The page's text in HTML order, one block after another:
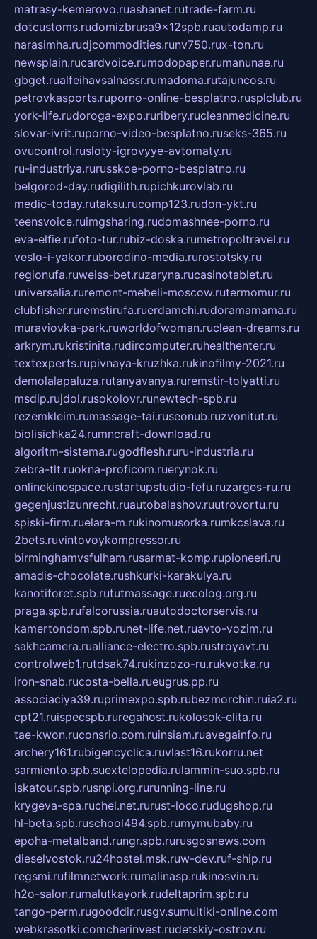
matrasy-kemerovo.ruashanet.rutrade-farm.ru
dotcustoms.rudomizbrusa9x12spb.ruautodamp.ru
narasimha.rudjcommodities.runv750.rux-ton.ru
newsplain.rucardvoice.rumodopaper.rumanunae.ru
gbget.rualfeihavsalnassr.rumadoma.rutajuncos.ru
petrovkasports.ruporno-online-besplatno.rusplclub.ru
york-life.rudoroga-expo.ruribery.rucleanmedicine.ru
slovar-ivrit.ruporno-video-besplatno.ruseks-365.ru
ovucontrol.rusloty-igrovyye-avtomaty.ru
ru-industriya.rurusskoe-porno-besplatno.ru
belgorod-day.rudigilith.rupichkurovlab.ru
medic-today.rutaksu.rucomp123.rudon-ykt.ru
teensvoice.ruimgsharing.rudomashnee-porno.ru
eva-elfie.rufoto-tur.rubiz-doska.rumetropoltravel.ru
veslo-i-yakor.ruborodino-media.rurostotsky.ru
regionufa.ruweiss-bet.ruzaryna.rucasinotablet.ru
universalia.ruremont-mebeli-moscow.rutermomur.ru
clubfisher.ruremstirufa.ruerdamchi.rudoramamama.ru
muraviovka-park.ruworldofwoman.ruclean-dreams.ru
arkrym.rukristinita.rudircomputer.ruhealthenter.ru
textexperts.rupivnaya-kruzhka.rukinofilmy-2021.ru
demolalapaluza.rutanyavanya.ruremstir-tolyatti.ru
msdip.rujdol.rusokolovr.runewtech-spb.ru
rezemkleim.rumassage-tai.ruseonub.ruzvonitut.ru
biolisichka24.rumncraft-download.ru
algoritm-sistema.rugodflesh.ruru-industria.ru
zebra-tlt.ruokna-proficom.ruerynok.ru
onlinekinospace.rustartupstudio-fefu.ruzarges-ru.ru
gegenjustizunrecht.ruautobalashov.ruutrovortu.ru
spiski-firm.ruelara-m.rukinomusorka.rumkcslava.ru
2bets.ruvintovoykompressor.ru
birminghamvsfulham.rusarmat-komp.rupioneeri.ru
amadis-chocolate.rushkurki-karakulya.ru
kanotiforet.spb.rututmassage.ruecolog.org.ru
praga.spb.rufalcorussia.ruautodoctorservis.ru
kamertondom.spb.runet-life.net.ruavto-vozim.ru
sakhcamera.rualliance-electro.spb.rustroyavt.ru
controlweb1.rutdsak74.rukinzozo-ru.rukvotka.ru
iron-snab.rucosta-bella.rueugrus.pp.ru
associaciya39.ruprimexpo.spb.rubezmorchin.ruia2.ru
cpt21.ruispecspb.ruregahost.rukolosok-elita.ru
tae-kwon.ruconsrio.com.ruinsiam.ruavegainfo.ru
archery161.rubigencyclica.ruvlast16.rukorru.net
sarmiento.spb.suextelopedia.rulammin-suo.spb.ru
iskatour.spb.rusnpi.org.rurunning-line.ru
krygeva-spa.ruchel.net.rurust-loco.rudugshop.ru
hl-beta.spb.ruschool494.spb.rumymubaby.ru
epoha-metalband.rungr.spb.rurusgosnews.com
dieselvostok.ru24hostel.msk.ruw-dev.ruf-ship.ru
regsmi.rufilmnetwork.rumalinasp.rukinosvin.ru
h2o-salon.rumalutkayork.rudeltaprim.spb.ru
tango-perm.rugooddir.rusgv.sumultiki-online.com
webkrasotki.comcherinvest.rudetskiy-ostrov.ru